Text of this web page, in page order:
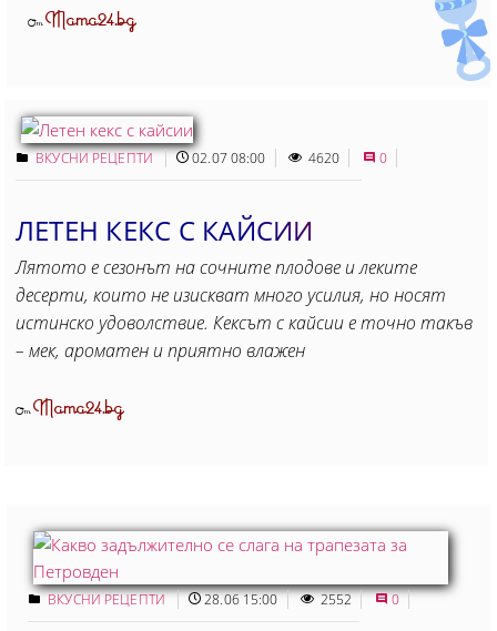
ОтMama24.bg
ВКУСНИ РЕЦЕПТИ 02.07 08:00 4620 0
ЛЕТЕН КЕКС С КАЙСИИ
Лятото е сезонът на сочните плодове и леките
десерти, които не изискват много усилия, но носят
истинско удоволствие. Кексът с кайсии е точно такъв
– мек, ароматен и приятно влажен
ОтMama24.bg
ВКУСНИ РЕЦЕПТИ 28.06 15:00 2552 0